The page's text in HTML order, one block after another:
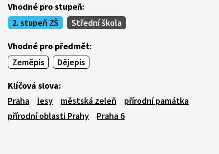
Vhodné pro stupeň:
2. stupeň ZŠ
Střední škola
Vhodné pro předmět:
Zeměpis
Dějepis
Klíčová slova:
Praha
lesy městská zeleň
přírodní památka
přírodní oblasti Prahy
Praha 6